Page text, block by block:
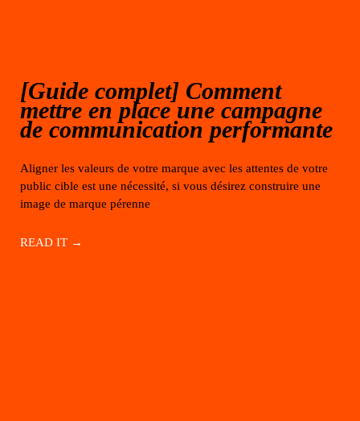
[Guide complet] Comment
mettre en place une campagne
de communication performante
Aligner les valeurs de votre marque avec les attentes de votre
public cible est une nécessité, si vous désirez construire une
image de marque pérenne
READ IT →